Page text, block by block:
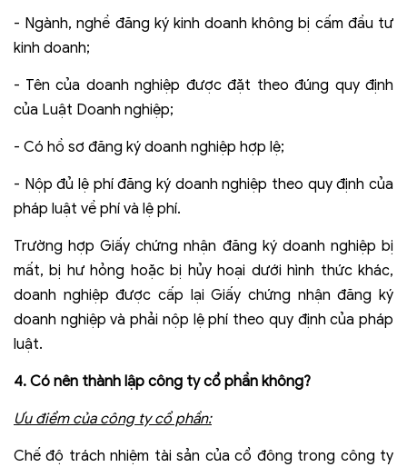
- Ngành, nghề đăng ký kinh doanh không bị cấm đầu tư
kinh doanh;
- Tên của doanh nghiệp được đặt theo đúng quy định
của Luật Doanh nghiệp;
- Có hồ sơ đăng ký doanh nghiệp hợp lệ;
- Nộp đủ lệ phí đăng ký doanh nghiệp theo quy định của
pháp luật về phí và lệ phí.
Trường hợp Giấy chứng nhận đăng ký doanh nghiệp bị
mất, bị hư hỏng hoặc bị hủy hoại dưới hình thức khác,
doanh nghiệp được cấp lại Giấy chứng nhận đăng ký
doanh nghiệp và phải nộp lệ phí theo quy định của pháp
luật.
4. Có nên thành lập công ty cổ phần không?
Ưu điểm của công ty cổ phần:
Chế độ trách nhiệm tài sản của cổ đông trong công ty